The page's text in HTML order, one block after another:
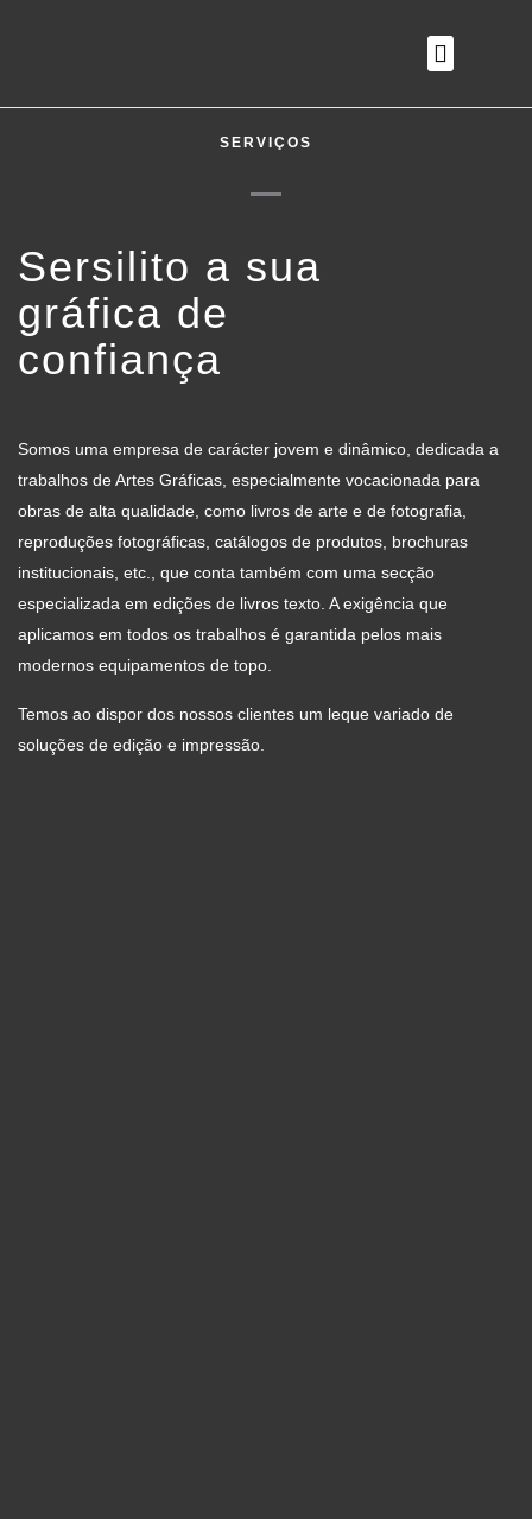
SERVIÇOS
Sersilito a sua
gráfica de
confiança
Somos uma empresa de carácter jovem e dinâmico, dedicada a
trabalhos de Artes Gráficas, especialmente vocacionada para
obras de alta qualidade, como livros de arte e de fotografia,
reproduções fotográficas, catálogos de produtos, brochuras
institucionais, etc., que conta também com uma secção
especializada em edições de livros texto. A exigência que
aplicamos em todos os trabalhos é garantida pelos mais
modernos equipamentos de topo.
Temos ao dispor dos nossos clientes um leque variado de
soluções de edição e impressão.